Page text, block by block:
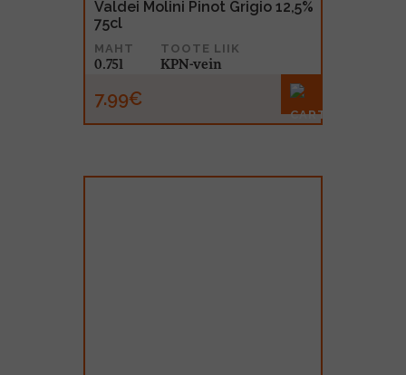
Valdei Molini Pinot Grigio 12,5%
75cl
MAHT
0.75l
TOOTE LIIK
KPN-vein
7.99€